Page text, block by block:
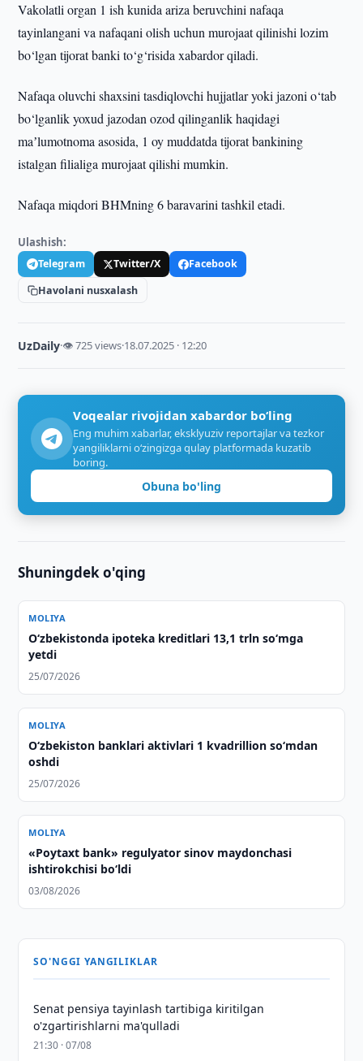
Vakolatli organ 1 ish kunida ariza beruvchini nafaqa
tayinlangani va nafaqani olish uchun murojaat qilinishi lozim
bo‘lgan tijorat banki to‘g‘risida xabardor qiladi.
Nafaqa oluvchi shaxsini tasdiqlovchi hujjatlar yoki jazoni o‘tab
bo‘lganlik yoxud jazodan ozod qilinganlik haqidagi
maʼlumotnoma asosida, 1 oy muddatda tijorat bankining
istalgan filialiga murojaat qilishi mumkin.
Nafaqa miqdori BHMning 6 baravarini tashkil etadi.
Ulashish:
Telegram Twitter/X
Facebook
Havolani nusxalash
UzDaily·👁 725 views·18.07.2025 · 12:20
Voqealar rivojidan xabardor bo‘ling
Eng muhim xabarlar, eksklyuziv reportajlar va tezkor
yangiliklarni o‘zingizga qulay platformada kuzatib
boring.
Obuna bo'ling
Shuningdek o'qing
MOLIYA
O‘zbekistonda ipoteka kreditlari 13,1 trln so‘mga
yetdi
25/07/2026
MOLIYA
O‘zbekiston banklari aktivlari 1 kvadrillion so‘mdan
oshdi
25/07/2026
MOLIYA
«Poytaxt bank» regulyator sinov maydonchasi
ishtirokchisi bo‘ldi
03/08/2026
SO'NGGI YANGILIKLAR
Senat pensiya tayinlash tartibiga kiritilgan
o'zgartirishlarni ma'qulladi
21:30 · 07/08